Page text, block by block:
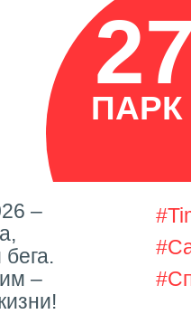
–
–